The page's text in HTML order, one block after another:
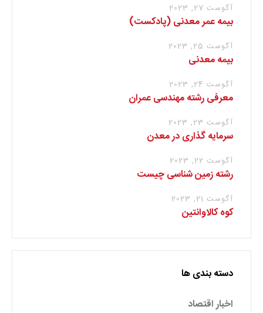
آگوست 27, 2023
بیمه عمر معدنی (پادکست)
آگوست 25, 2023
بیمه معدنی
آگوست 24, 2023
معرفی رشته مهندسی عمران
آگوست 23, 2023
سرمایه گذاری در معدن
آگوست 22, 2023
رشته زمین شناسی چیست
آگوست 21, 2023
کوه کالاوانتین
دسته بندی ها
اخبار اقتصاد